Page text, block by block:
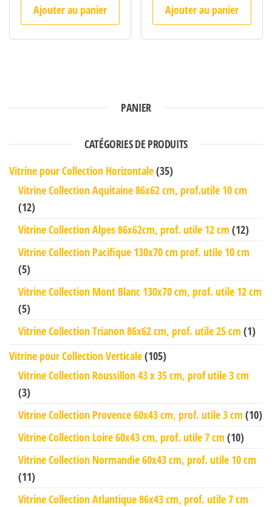
Ajouter au panier Ajouter au panier
PANIER
CATÉGORIES DE PRODUITS
Vitrine pour Collection Horizontale(35)
Vitrine Collection Aquitaine 86x62 cm, prof.utile 10 cm
(12)
Vitrine Collection Alpes 86x62cm, prof. utile 12 cm (12)
Vitrine Collection Pacifique 130x70 cm prof. utile 10 cm
(5)
Vitrine Collection Mont Blanc 130x70 cm, prof. utile 12 cm
(5)
Vitrine Collection Trianon 86x62 cm, prof. utile 25 cm (1)
Vitrine pour Collection Verticale(105)
Vitrine Collection Roussillon 43 x 35 cm, prof utile 3 cm
(3)
Vitrine Collection Provence 60x43 cm, prof. utile 3 cm (10)
Vitrine Collection Loire 60x43 cm, prof. utile 7 cm (10)
Vitrine Collection Normandie 60x43 cm, prof. utile 10 cm
(11)
Vitrine Collection Atlantique 86x43 cm, prof. utile 7 cm